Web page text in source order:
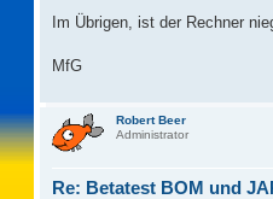
Im Übrigen, ist der Rechner
MfG
Robert Beer
Administrator
Re: Betatest BOM und